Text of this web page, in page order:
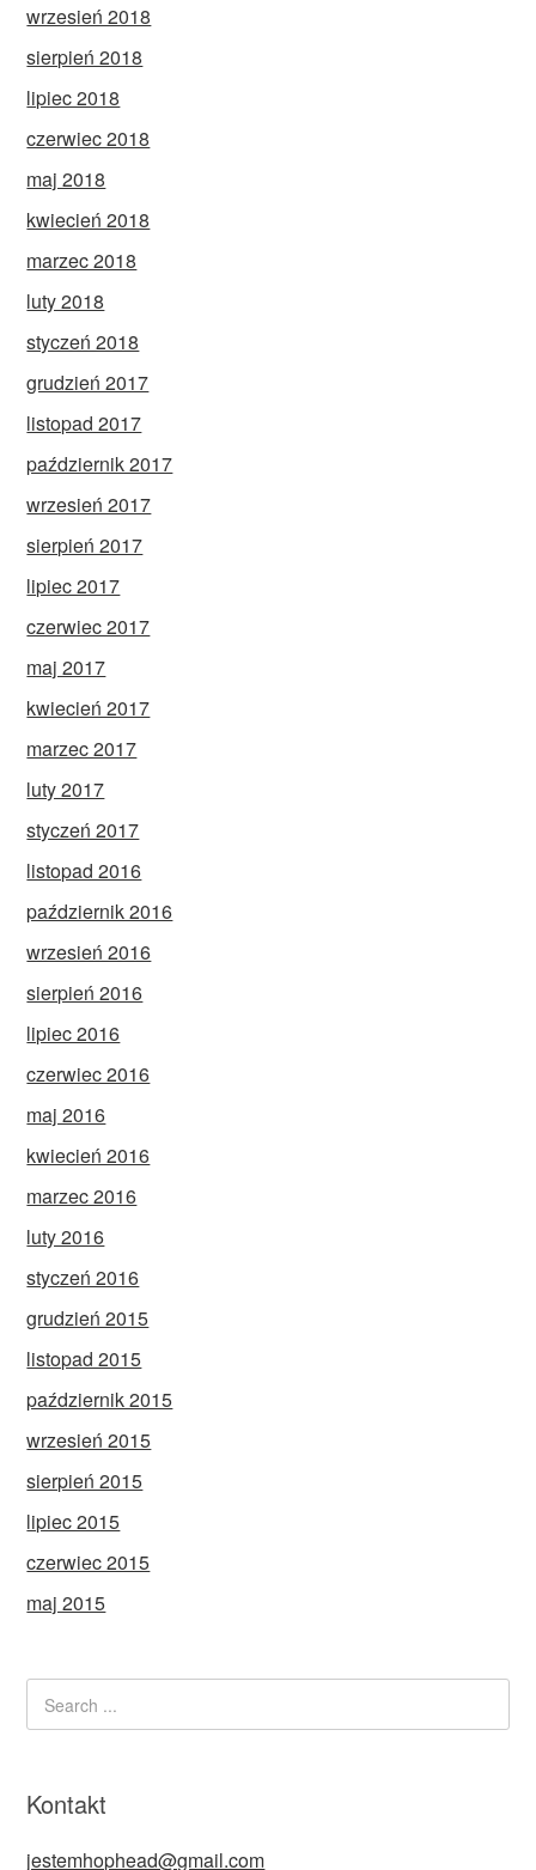
wrzesień 2018
sierpień 2018
lipiec 2018
czerwiec 2018
maj 2018
kwiecień 2018
marzec 2018
luty 2018
styczeń 2018
grudzień 2017
listopad 2017
październik 2017
wrzesień 2017
sierpień 2017
lipiec 2017
czerwiec 2017
maj 2017
kwiecień 2017
marzec 2017
luty 2017
styczeń 2017
listopad 2016
październik 2016
wrzesień 2016
sierpień 2016
lipiec 2016
czerwiec 2016
maj 2016
kwiecień 2016
marzec 2016
luty 2016
styczeń 2016
grudzień 2015
listopad 2015
październik 2015
wrzesień 2015
sierpień 2015
lipiec 2015
czerwiec 2015
maj 2015
Kontakt
jestemhophead@gmail.com